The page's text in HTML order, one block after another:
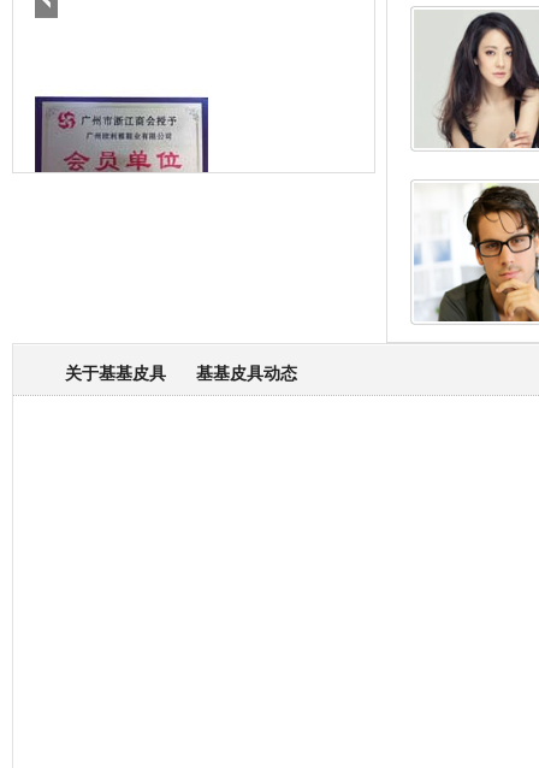
关于基基皮具 基基皮具动态